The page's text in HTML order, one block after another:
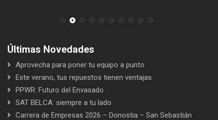
Últimas Novedades
Aprovecha para poner tu equipo a punto
Este verano, tus repuestos tienen ventajas
PPWR: Futuro del Envasado
SAT BELCA: siempre a tu lado
Carrera de Empresas 2026 – Donostia – San Sebastián